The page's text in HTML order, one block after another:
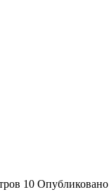
10 Опубликовано